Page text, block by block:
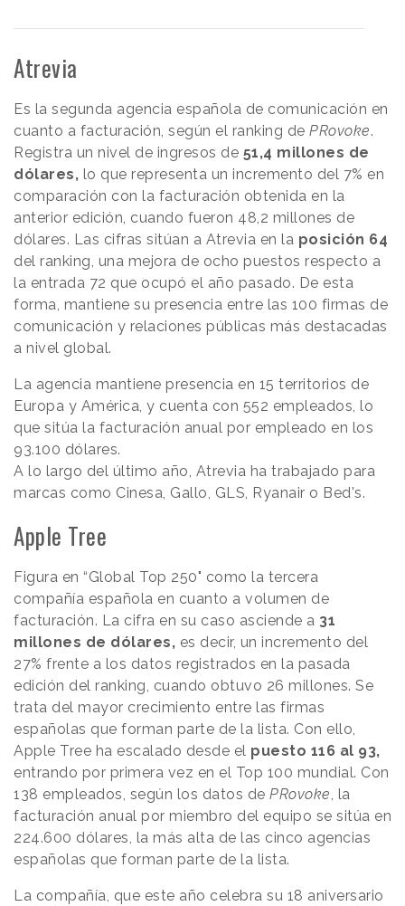
Atrevia
Es la segunda agencia española de comunicación en
cuanto a facturación, según el ranking de PRovoke.
Registra un nivel de ingresos de 51,4 millones de
dólares, lo que representa un incremento del 7% en
comparación con la facturación obtenida en la
anterior edición, cuando fueron 48,2 millones de
dólares. Las cifras sitúan a Atrevia en la posición 64
del ranking, una mejora de ocho puestos respecto a
la entrada 72 que ocupó el año pasado. De esta
forma, mantiene su presencia entre las 100 firmas de
comunicación y relaciones públicas más destacadas
a nivel global.
La agencia mantiene presencia en 15 territorios de
Europa y América, y cuenta con 552 empleados, lo
que sitúa la facturación anual por empleado en los
93.100 dólares.
A lo largo del último año, Atrevia ha trabajado para
marcas como Cinesa, Gallo, GLS, Ryanair o Bed's.
Apple Tree
Figura en “Global Top 250" como la tercera
compañía española en cuanto a volumen de
facturación. La cifra en su caso asciende a 31
millones de dólares, es decir, un incremento del
27% frente a los datos registrados en la pasada
edición del ranking, cuando obtuvo 26 millones. Se
trata del mayor crecimiento entre las firmas
españolas que forman parte de la lista. Con ello,
Apple Tree ha escalado desde el puesto 116 al 93,
entrando por primera vez en el Top 100 mundial. Con
138 empleados, según los datos de PRovoke, la
facturación anual por miembro del equipo se sitúa en
224.600 dólares, la más alta de las cinco agencias
españolas que forman parte de la lista.
La compañía, que este año celebra su 18 aniversario